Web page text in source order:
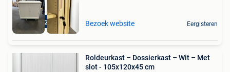
Incl verzending Bezoek website Eergisteren
Roldeurkast – Dossierkast – Wit – Met
slot - 105x120x45 cm